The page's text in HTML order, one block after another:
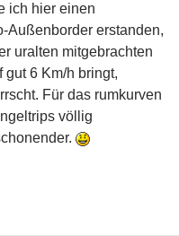
ich hier einen
Außenborder erstanden,
uralten mitgebrachten
gut 6 Km/h bringt,
Für das rumkurven
völlig